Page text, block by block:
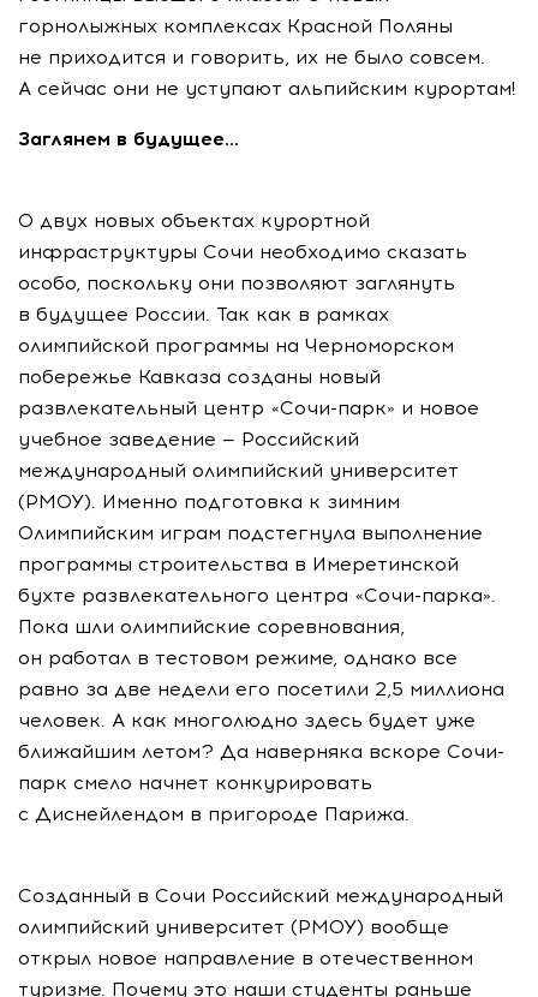
горнолыжных комплексах Красной Поляны
не приходится и говорить, их не было совсем.
А сейчас они не уступают альпийским курортам!
Заглянем в будущее...
О двух новых объектах курортной
инфраструктуры Сочи необходимо сказать
особо, поскольку они позволяют заглянуть
в будущее России. Так как в рамках
олимпийской программы на Черноморском
побережье Кавказа созданы новый
развлекательный центр «Сочи-парк» и новое
учебное заведение — Российский
международный олимпийский университет
(РМОУ). Именно подготовка к зимним
Олимпийским играм подстегнула выполнение
программы строительства в Имеретинской
бухте развлекательного центра «Сочи-парка».
Пока шли олимпийские соревнования,
он работал в тестовом режиме, однако все
равно за две недели его посетили 2,5 миллиона
человек. А как многолюдно здесь будет уже
ближайшим летом? Да наверняка вскоре Сочи-
парк смело начнет конкурировать
с Диснейлендом в пригороде Парижа.
Созданный в Сочи Российский международный
олимпийский университет (РМОУ) вообще
открыл новое направление в отечественном
туризме. Почему это наши студенты раньше